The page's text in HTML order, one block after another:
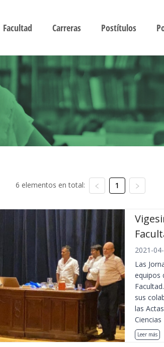
Facultad Carreras Postítulos
6 elementos en total: 1
2021-
Las
equipos
sus
las
Leer más